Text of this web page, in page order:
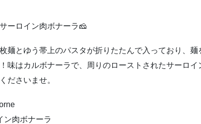
ーロイン肉ボナーラ🧀
麺とゆう帯上のパスタが折りたたんで入っており、
味はカルボナーラで、周りのローストされたサーロ
ださいませ。
ン肉ボナーラ